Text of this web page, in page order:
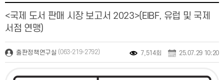
<국제 도서 판매 시장 보고서 2023>(EIBF, 유럽 및 국제
서점 연맹)
출판정책연구실 (063-219-2792) 7,514회 25.07.29 10:20